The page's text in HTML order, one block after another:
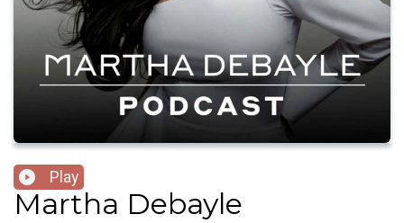
Play
Martha Debayle